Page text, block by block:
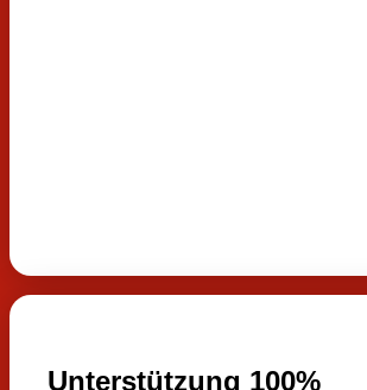
Unterstützung 100%